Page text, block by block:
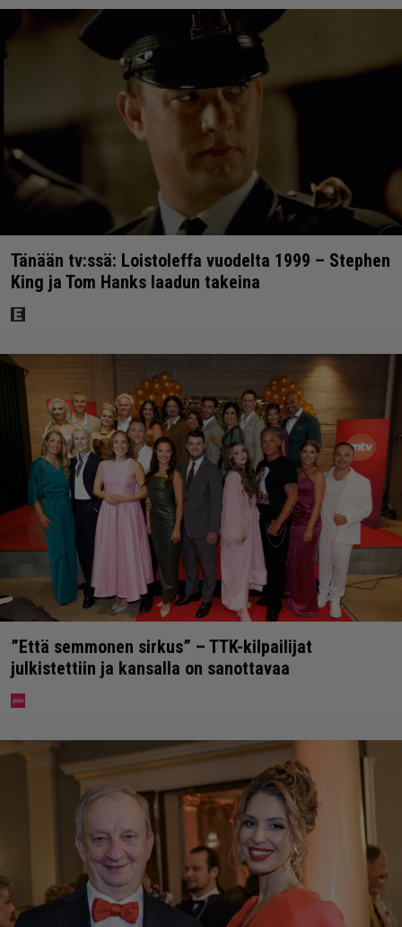
Tänään tv:ssä: Loistoleffa vuodelta 1999 – Stephen
King ja Tom Hanks laadun takeina
”Että semmonen sirkus” – TTK-kilpailijat
julkistettiin ja kansalla on sanottavaa